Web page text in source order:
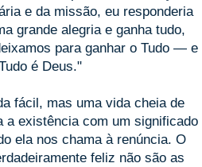
e da missão, eu responderia
grande alegria e ganha tudo,
para ganhar o Tudo — e
é Deus."
fácil, mas uma vida cheia de
a existência com um significado
ela nos chama à renúncia. O
feliz não são as